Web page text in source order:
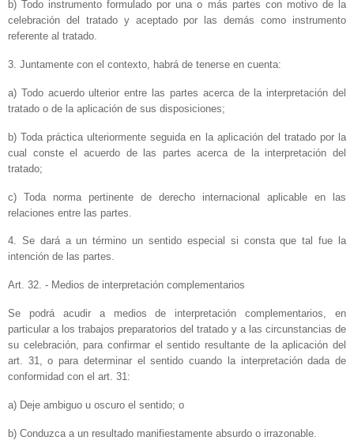
b) Todo instrumento formulado por una o más partes con motivo de la
celebración del tratado y aceptado por las demás como instrumento
referente al tratado.
3. Juntamente con el contexto, habrá de tenerse en cuenta:
a) Todo acuerdo ulterior entre las partes acerca de la interpretación del
tratado o de la aplicación de sus disposiciones;
b) Toda práctica ulteriormente seguida en la aplicación del tratado por la
cual conste el acuerdo de las partes acerca de la interpretación del
tratado;
c) Toda norma pertinente de derecho internacional aplicable en las
relaciones entre las partes.
4. Se dará a un término un sentido especial si consta que tal fue la
intención de las partes.
Art. 32. - Medios de interpretación complementarios
Se podrá acudir a medios de interpretación complementarios, en
particular a los trabajos preparatorios del tratado y a las circunstancias de
su celebración, para confirmar el sentido resultante de la aplicación del
art. 31, o para determinar el sentido cuando la interpretación dada de
conformidad con el art. 31:
a) Deje ambiguo u oscuro el sentido; o
b) Conduzca a un resultado manifiestamente absurdo o irrazonable.